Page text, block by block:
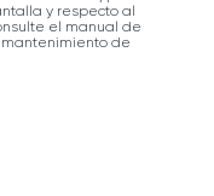
y respecto al
el manual de
de